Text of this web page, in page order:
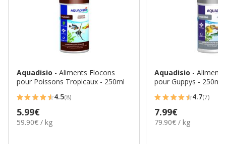
Aquadisio - Aliments Flocons
pour Poissons Tropicaux - 250ml
4.5
étoiles
avec
4.5(8)
Prix
5.99€
5.99€
59.90€
59.90€ / kg
Aquadisio -
pour Guppys - 250ml
4.7
étoiles
avec
4.7(7)
Prix
7.99€
7.99€
79.90€
79.90€ / kg